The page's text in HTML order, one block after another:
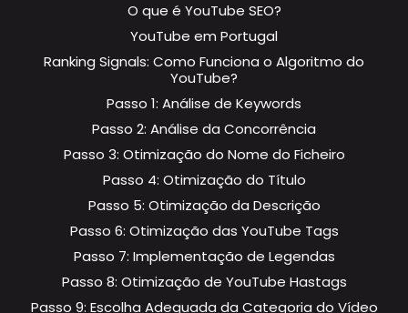
O que é YouTube SEO?
YouTube em Portugal
Ranking Signals: Como Funciona o Algoritmo do
YouTube?
Passo 1: Análise de Keywords
Passo 2: Análise da Concorrência
Passo 3: Otimização do Nome do Ficheiro
Passo 4: Otimização do Título
Passo 5: Otimização da Descrição
Passo 6: Otimização das YouTube Tags
Passo 7: Implementação de Legendas
Passo 8: Otimização de YouTube Hastags
Passo 9: Escolha Adequada da Categoria do Vídeo